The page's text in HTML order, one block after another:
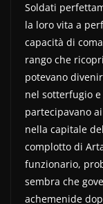
Soldati
la loro vita a
capacità di
rango che
potevano
nel sotterfugio
partecipavano
nella capitale
complotto di
funzionario,
sembra che
achemenide